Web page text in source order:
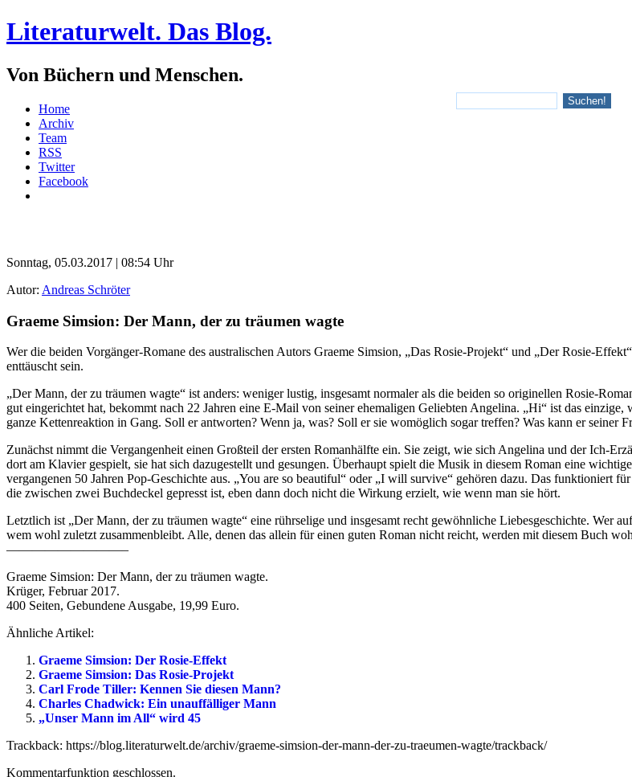
Literaturwelt. Das Blog.
Von Büchern und Menschen.
Home
Archiv
Team
RSS
Twitter
Facebook
Sonntag, 05.03.2017 | 08:54 Uhr
Autor: Andreas Schröter
Graeme Simsion: Der Mann, der zu träumen wagte
Wer die beiden Vorgänger-Romane des australischen Autors Graeme Simsion, „Das Rosie-Projekt“ und „Der Rosie-
enttäuscht sein.
„Der Mann, der zu träumen wagte“ ist anders: weniger lustig, insgesamt normaler als die beiden so originellen Rosie-
gut eingerichtet hat, bekommt nach 22 Jahren eine E-Mail von seiner ehemaligen Geliebten Angelina. „Hi“ ist das einzige,
ganze Kettenreaktion in Gang. Soll er antworten? Wenn ja, was? Soll er sie womöglich sogar treffen? Was kann er seiner
Zunächst nimmt die Vergangenheit einen Großteil der ersten Romanhälfte ein. Sie zeigt, wie sich Angelina und der Ich-
dort am Klavier gespielt, sie hat sich dazugestellt und gesungen. Überhaupt spielt die Musik in diesem Roman eine
vergangenen 50 Jahren Pop-Geschichte aus. „You are so beautiful“ oder „I will survive“ gehören dazu. Das funktioniert
die zwischen zwei Buchdeckel gepresst ist, eben dann doch nicht die Wirkung erzielt, wie wenn man sie hört.
Letztlich ist „Der Mann, der zu träumen wagte“ eine rührselige und insgesamt recht gewöhnliche Liebesgeschichte. Wer
wem wohl zuletzt zusammenbleibt. Alle, denen das allein für einen guten Roman nicht reicht, werden mit diesem Buch
—————————–
Graeme Simsion: Der Mann, der zu träumen wagte.
Krüger, Februar 2017.
400 Seiten, Gebundene Ausgabe, 19,99 Euro.
Ähnliche Artikel:
Graeme Simsion: Der Rosie-Effekt
Graeme Simsion: Das Rosie-Projekt
Carl Frode Tiller: Kennen Sie diesen Mann?
Charles Chadwick: Ein unauffälliger Mann
„Unser Mann im All“ wird 45
Trackback: https://blog.literaturwelt.de/archiv/graeme-simsion-der-mann-der-zu-traeumen-wagte/trackback/
Kommentarfunktion geschlossen.